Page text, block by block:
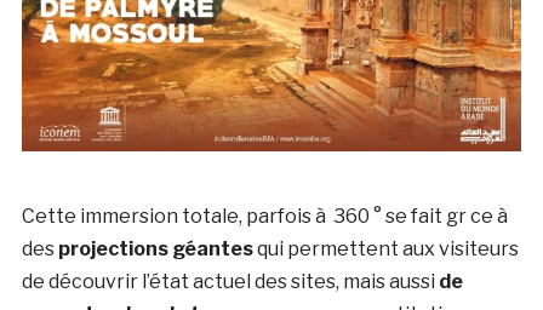
Cette immersion totale, parfois à 360 ° se fait gr ce à
desprojections géantesqui permettent aux visiteurs
de découvrir l’état actuel des sites, mais aussi de